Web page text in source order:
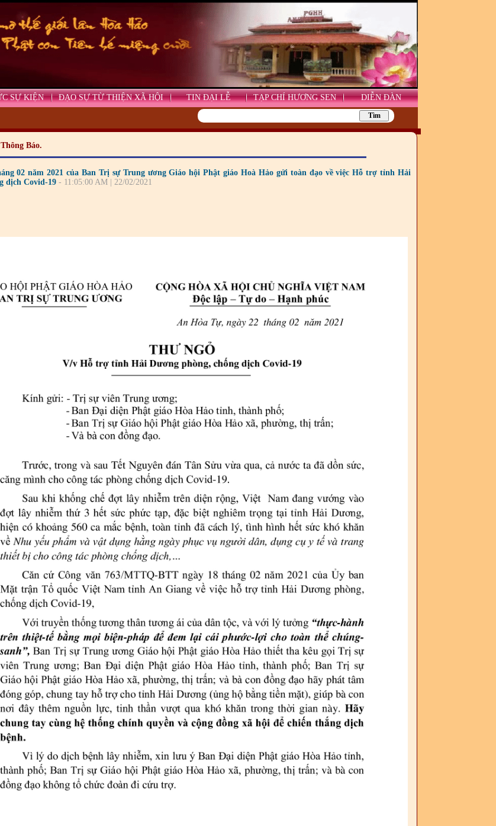
SỰ KIỆN ĐẠO SỰ TỪ THIỆN XÃ HỘI TIN ĐẠI LỄ TẠP CHÍ HƯƠNG SEN
DIỄN ĐÀN
Thông Báo.
02 năm 2021 của Ban Trị sự Trung ương Giáo hội Phật giáo Hoà Hảo gửi toàn đạo về việc Hỗ trợ tỉnh Hải
dịch Covid-19 - 11:05:00 AM | 22/02/2021